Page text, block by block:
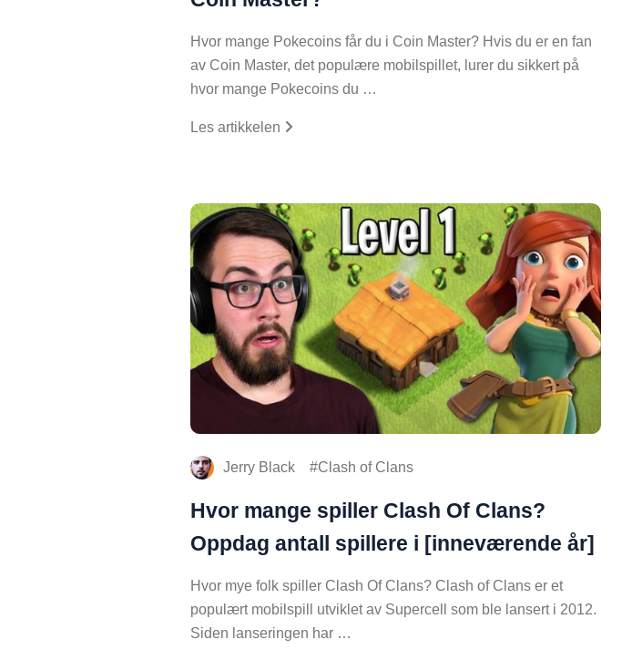
Hvor mange Pokecoins får du i Coin Master? Hvis du er en fan
av Coin Master, det populære mobilspillet, lurer du sikkert på
hvor mange Pokecoins du …
Les artikkelen
Jerry Black Clash of Clans
Hvor mange spiller Clash Of Clans?
Oppdag antall spillere i [inneværende år]
Hvor mye folk spiller Clash Of Clans? Clash of Clans er et
populært mobilspill utviklet av Supercell som ble lansert i 2012.
Siden lanseringen har …